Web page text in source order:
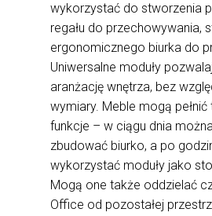
wykorzystać do stworzenia
regału do przechowywania,
ergonomicznego biurka do
Uniwersalne moduły
aranżację wnętrza, bez
wymiary. Meble mogą
funkcje – w ciągu dnia
zbudować biurko, a po
wykorzystać moduły jako
Mogą one także oddzielać
Office od pozostałej